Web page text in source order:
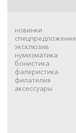
новинки
спецпредложения
эксклюзив
нумизматика
бонистика
фалеристика
филателия
аксессуары